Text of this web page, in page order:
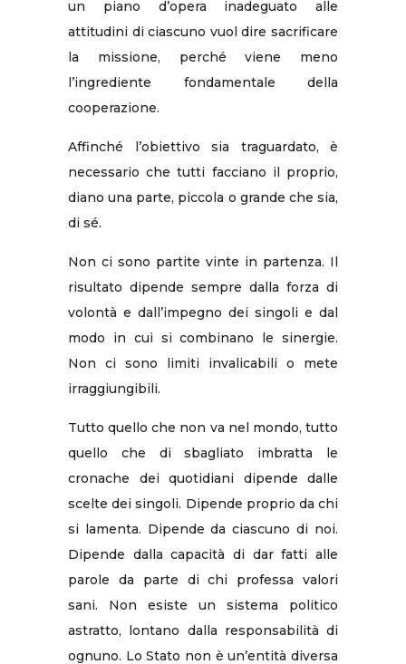
un piano d’opera inadeguato alle
attitudini di ciascuno vuol dire sacrificare
la missione, perché viene meno
l’ingrediente fondamentale della
cooperazione.
Affinché l’obiettivo sia traguardato, è
necessario che tutti facciano il proprio,
diano una parte, piccola o grande che sia,
di sé.
Non ci sono partite vinte in partenza. Il
risultato dipende sempre dalla forza di
volontà e dall’impegno dei singoli e dal
modo in cui si combinano le sinergie.
Non ci sono limiti invalicabili o mete
irraggiungibili.
Tutto quello che non va nel mondo, tutto
quello che di sbagliato imbratta le
cronache dei quotidiani dipende dalle
scelte dei singoli. Dipende proprio da chi
si lamenta. Dipende da ciascuno di noi.
Dipende dalla capacità di dar fatti alle
parole da parte di chi professa valori
sani. Non esiste un sistema politico
astratto, lontano dalla responsabilità di
ognuno. Lo Stato non è un’entità diversa